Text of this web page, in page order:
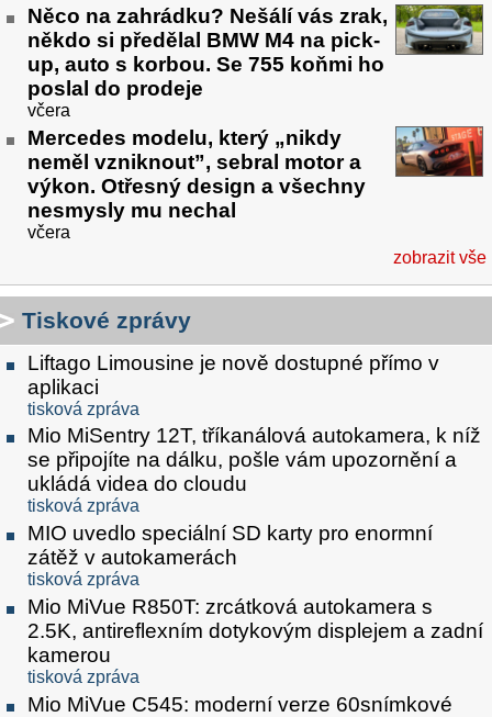
Něco na zahrádku? Nešálí vás zrak,
někdo si předělal BMW M4 na pick-
up, auto s korbou. Se 755 koňmi ho
poslal do prodeje
včera
Mercedes modelu, který „nikdy
neměl vzniknout”, sebral motor a
výkon. Otřesný design a všechny
nesmysly mu nechal
včera
zobrazit vše
Tiskové zprávy
Liftago Limousine je nově dostupné přímo v
aplikaci
tisková zpráva
Mio MiSentry 12T, tříkanálová autokamera, k níž
se připojíte na dálku, pošle vám upozornění a
ukládá videa do cloudu
tisková zpráva
MIO uvedlo speciální SD karty pro enormní
zátěž v autokamerách
tisková zpráva
Mio MiVue R850T: zrcátková autokamera s
2.5K, antireflexním dotykovým displejem a zadní
kamerou
tisková zpráva
Mio MiVue C545: moderní verze 60snímkové